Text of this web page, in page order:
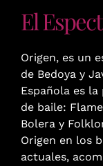
El
Origen, es un
de Bedoya y
Española es
de baile:
Bolera y
Origen en los
actuales,